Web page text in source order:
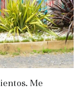
Me